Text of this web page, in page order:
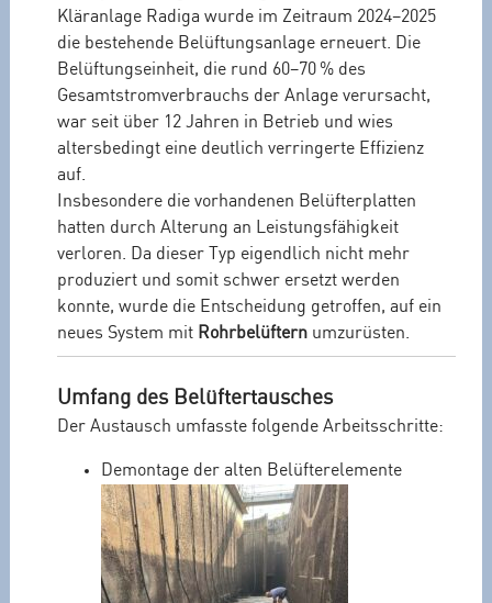
Kläranlage Radiga wurde im Zeitraum 2024–2025
die bestehende Belüftungsanlage erneuert. Die
Belüftungseinheit, die rund 60–70 % des
Gesamtstromverbrauchs der Anlage verursacht,
war seit über 12 Jahren in Betrieb und wies
altersbedingt eine deutlich verringerte Effizienz
auf.
Insbesondere die vorhandenen Belüfterplatten
hatten durch Alterung an Leistungsfähigkeit
verloren. Da dieser Typ eigendlich nicht mehr
produziert und somit schwer ersetzt werden
konnte, wurde die Entscheidung getroffen, auf ein
neues System mit Rohrbelüftern umzurüsten.
Umfang des Belüftertausches
Der Austausch umfasste folgende Arbeitsschritte:
Demontage der alten Belüfterelemente